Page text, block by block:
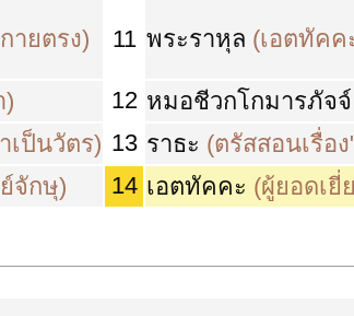
ายตรง) 11 พระราหุล (เอตทัคค
) 12 หมอชีวกโกมารภัจจ์
เป็นวัตร) 13 ราธะ (ตรัสสอนเรื่อ
จักษุ) 14 เอตทัคคะ (ผู้ยอดเยี่